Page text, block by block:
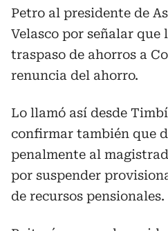
Petro al presidente de
Velasco por señalar que
traspaso de ahorros a
renuncia del ahorro.
Lo llamó así desde
confirmar también que
penalmente al
por suspender
de recursos pensionales.